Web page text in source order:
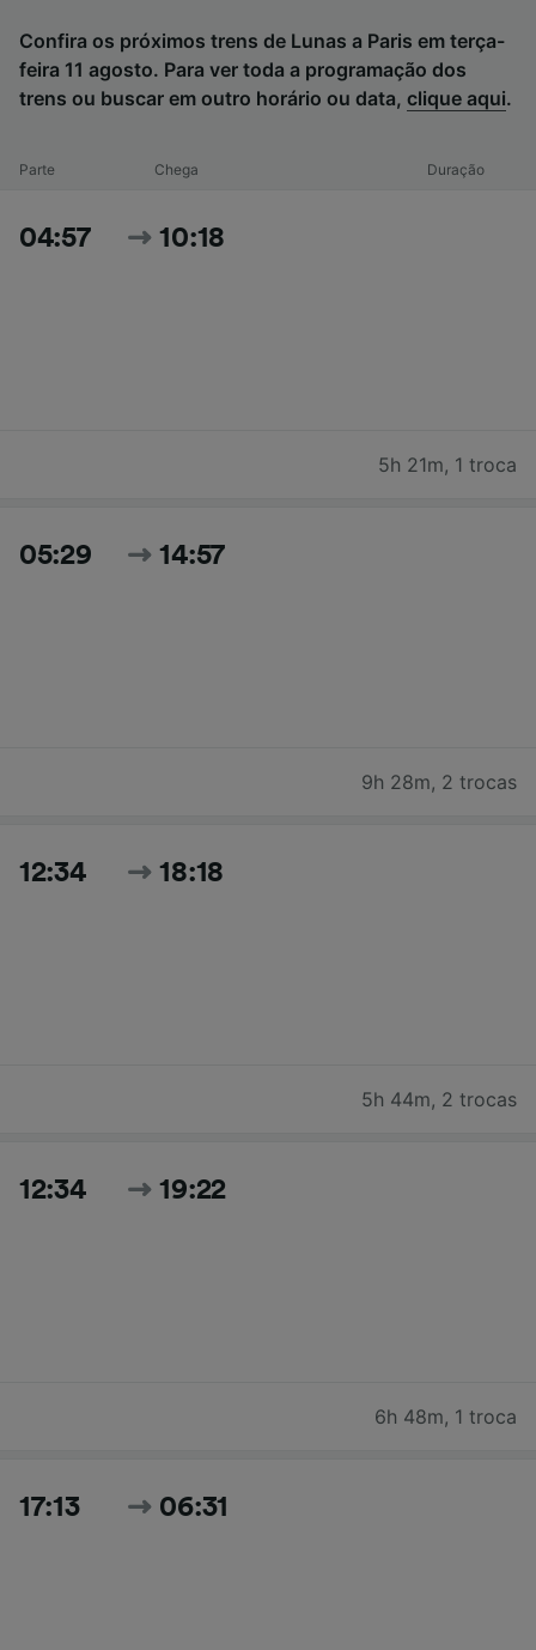
Confira os próximos trens de Lunas a Paris em terça-
feira 11 agosto. Para ver toda a programação dos
trens ou buscar em outro horário ou data, clique aqui.
Parte Chega Duração
04:57 10:18
5h 21m, 1 troca
05:29 14:57
9h 28m, 2 trocas
12:34 18:18
5h 44m, 2 trocas
12:34 19:22
6h 48m, 1 troca
17:13 06:31